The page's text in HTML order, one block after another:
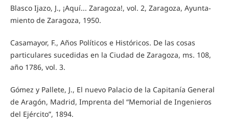
Blasco Ijazo, J., ¡Aquí... Zaragoza!, vol. 2, Zaragoza, Ayunta-
miento de Zaragoza, 1950.
Casamayor, F., Años Políticos e Históricos. De las cosas
particulares sucedidas en la Ciudad de Zaragoza, ms. 108,
año 1786, vol. 3.
Gómez y Pallete, J., El nuevo Palacio de la Capitanía General
de Aragón, Madrid, Imprenta del “Memorial de Ingenieros
del Ejército”, 1894.